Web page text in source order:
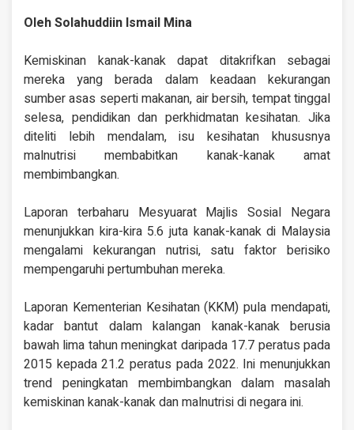
Oleh Solahuddiin Ismail Mina
Kemiskinan kanak-kanak dapat ditakrifkan sebagai
mereka yang berada dalam keadaan kekurangan
sumber asas seperti makanan, air bersih, tempat tinggal
selesa, pendidikan dan perkhidmatan kesihatan. Jika
diteliti lebih mendalam, isu kesihatan khususnya
malnutrisi membabitkan kanak-kanak amat
membimbangkan.
Laporan terbaharu Mesyuarat Majlis Sosial Negara
menunjukkan kira-kira 5.6 juta kanak-kanak di Malaysia
mengalami kekurangan nutrisi, satu faktor berisiko
mempengaruhi pertumbuhan mereka.
Laporan Kementerian Kesihatan (KKM) pula mendapati,
kadar bantut dalam kalangan kanak-kanak berusia
bawah lima tahun meningkat daripada 17.7 peratus pada
2015 kepada 21.2 peratus pada 2022. Ini menunjukkan
trend peningkatan membimbangkan dalam masalah
kemiskinan kanak-kanak dan malnutrisi di negara ini.